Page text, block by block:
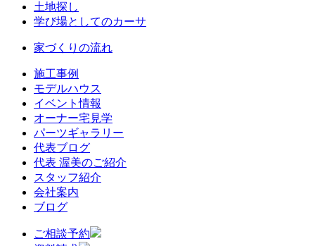
土地探し
学び場としてのカーサ
家づくりの流れ
施工事例
モデルハウス
イベント情報
オーナー宅見学
パーツギャラリー
代表ブログ
代表 渥美のご紹介
スタッフ紹介
会社案内
ブログ
ご相談予約